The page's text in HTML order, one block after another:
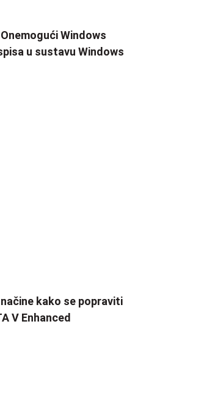
Windows
u sustavu Windows
kako se popraviti
V Enhanced